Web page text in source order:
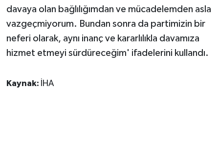
davaya olan bağlılığımdan ve mücadelemden asla
vazgeçmiyorum. Bundan sonra da partimizin bir
neferi olarak, aynı inanç ve kararlılıkla davamıza
hizmet etmeyi sürdüreceğim' ifadelerini kullandı.
Kaynak: İHA